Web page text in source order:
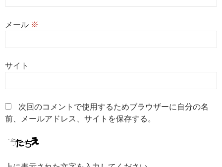
メール ※
サイト
次回のコメントで使用するためブラウザーに自分の名
前、メールアドレス、サイトを保存する。